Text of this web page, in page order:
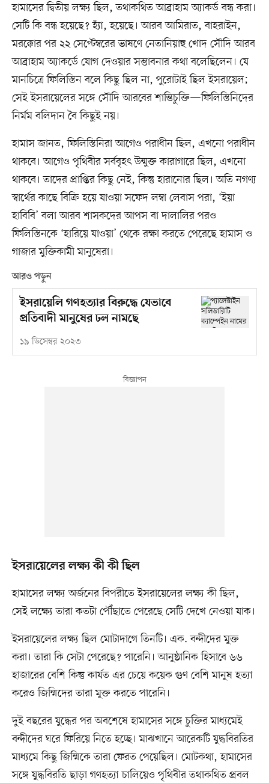
হামাসের দ্বিতীয় লক্ষ্য ছিল, তথাকথিত আব্রাহাম অ্যাকর্ড বন্ধ করা।
সেটি কি বন্ধ হয়েছে? হ্যাঁ, হয়েছে। আরব আমিরাত, বাহরাইন,
মরক্কোর পর ২২ সেপ্টেম্বরের ভাষণে নেতানিয়াহু খোদ সৌদি আরব
আব্রাহাম অ্যাকর্ডে যোগ দেওয়ার সম্ভাবনার কথা বলেছিলেন। যে
মানচিত্রে ফিলিস্তিন বলে কিছু ছিল না, পুরোটাই ছিল ইসরায়েল;
সেই ইসরায়েলের সঙ্গে সৌদি আরবের শান্তিচুক্তি—ফিলিস্তিনিদের
নির্মম বলিদান বৈ কিছুই নয়।
হামাস জানত, ফিলিস্তিনিরা আগেও পরাধীন ছিল, এখনো পরাধীন
থাকবে। আগেও পৃথিবীর সর্ববৃহৎ উন্মুক্ত কারাগারে ছিল, এখনো
থাকবে। তাদের প্রাপ্তির কিছু নেই, কিন্তু হারানোর ছিল। অতি নগণ্য
স্বার্থের কাছে বিক্রি হয়ে যাওয়া সফেদ লম্বা লেবাস পরা, ‘ইয়া
হাবিবি’ বলা আরব শাসকদের আপস বা দালালির পরও
ফিলিস্তিনকে ‘হারিয়ে যাওয়া’ থেকে রক্ষা করতে পেরেছে হামাস ও
গাজার মুক্তিকামী মানুষেরা।
আরও পড়ুন
ইসরায়েলি গণহত্যার বিরুদ্ধে যেভাবে
প্রতিবাদী মানুষের ঢল নামছে
১৯ ডিসেম্বর ২০২৩
ইসরায়েলের লক্ষ্য কী কী ছিল
হামাসের লক্ষ্য অর্জনের বিপরীতে ইসরায়েলের লক্ষ্য কী ছিল,
সেই লক্ষ্যে তারা কতটা পৌঁছাতে পেরেছে সেটি দেখে নেওয়া যাক।
ইসরায়েলের লক্ষ্য ছিল মোটাদাগে তিনটি। এক. বন্দীদের মুক্ত
করা। তারা কি সেটা পেরেছে? পারেনি। আনুষ্ঠানিক হিসাবে ৬৬
হাজারের বেশি কিন্তু কার্যত এর চেয়ে কয়েক গুণ বেশি মানুষ হত্যা
করেও জিম্মিদের তারা মুক্ত করতে পারেনি।
দুই বছরের যুদ্ধের পর অবশেষে হামাসের সঙ্গে চুক্তির মাধ্যমেই
বন্দীদের ঘরে ফিরিয়ে নিতে হচ্ছে। মাঝখানে আরেকটি যুদ্ধবিরতির
মাধ্যমে কিছু জিম্মিকে তারা ফেরত পেয়েছিল। মোটকথা, হামাসের
সঙ্গে যুদ্ধবিরতি ছাড়া গণহত্যা চালিয়েও পৃথিবীর তথাকথিত প্রবল